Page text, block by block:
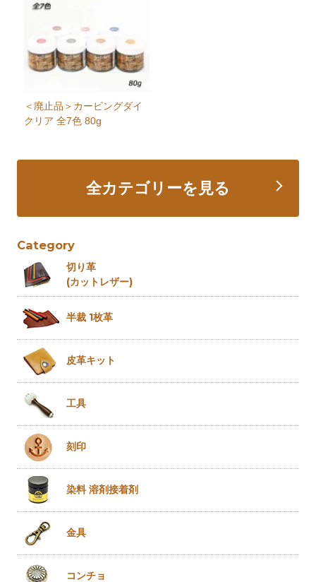
＜廃止品＞カービングダイ
クリア 全7色 80g
全カテゴリーを見る
Category
切り革
(カットレザー)
半裁 1枚革
皮革キット
工具
刻印
染料 溶剤接着剤
金具
コンチョ